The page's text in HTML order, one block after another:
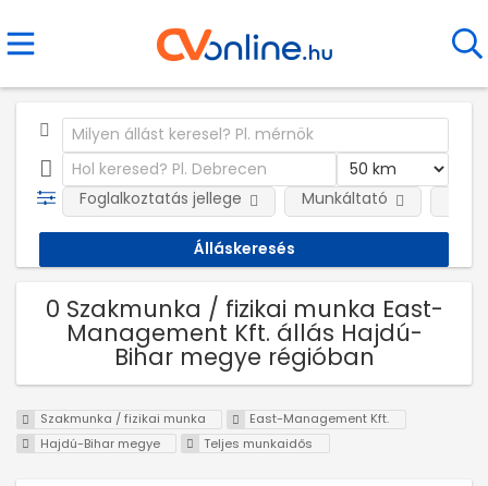
Foglalkoztatás jellege Munkáltató
0 Szakmunka / fizikai munka East-
Management Kft. állás Hajdú-
Bihar megye régióban
Szakmunka / fizikai munka
East-Management Kft.
Hajdú-Bihar megye
Teljes munkaidős